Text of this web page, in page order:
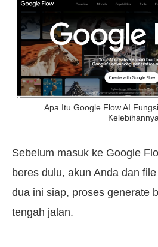
Apa Itu Google Flow AI
Kelebihannya
Sebelum masuk ke Google
beres dulu, akun Anda dan
dua ini siap, proses generate
tengah jalan.